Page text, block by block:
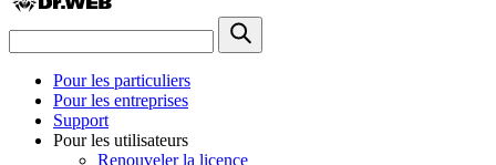
Pour les particuliers
Pour les entreprises
Support
Pour les utilisateurs
Renouveler la licence